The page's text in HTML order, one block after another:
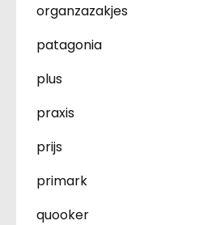
organzazakjes
patagonia
plus
praxis
prijs
primark
quooker